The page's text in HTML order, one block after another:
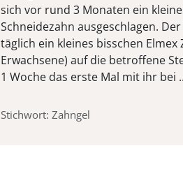
sich vor rund 3 Monaten ein
Schneidezahn ausgeschlagen.
täglich ein kleines bisschen
Erwachsene) auf die betroffene
1 Woche das erste Mal mit ihr bei
Stichwort: Zahngel